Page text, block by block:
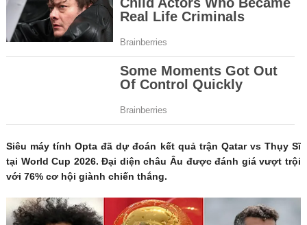
Siêu máy tính Opta đã dự đoán kết quả trận Qatar vs Thụy Sĩ
tại World Cup 2026. Đại diện châu Âu được đánh giá vượt trội
với 76% cơ hội giành chiến thắng.